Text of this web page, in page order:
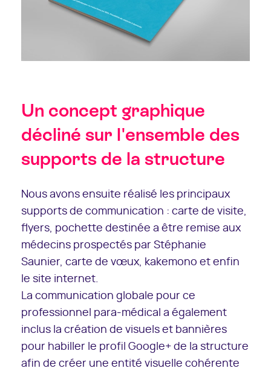
Un concept graphique
décliné sur l'ensemble des
supports de la structure
Nous avons ensuite réalisé les principaux
supports de communication : carte de visite,
flyers, pochette destinée a être remise aux
médecins prospectés par Stéphanie
Saunier, carte de vœux, kakemono et enfin
le site internet.
La communication globale pour ce
professionnel para-médical a également
inclus la création de visuels et bannières
pour habiller le profil Google+ de la structure
afin de créer une entité visuelle cohérente